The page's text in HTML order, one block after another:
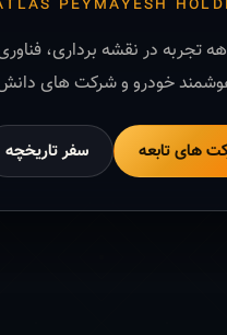
PEYMAYESH
تجربه در نقشه برداری،
خودرو و شرکت های دانش
های تابعه سفر تاریخچه